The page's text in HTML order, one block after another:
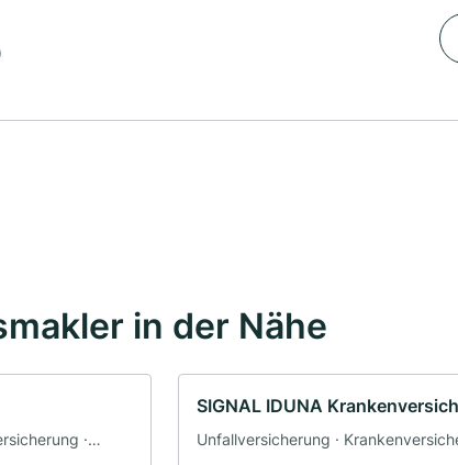
in der Nähe
·
SIGNAL IDUNA
Unfallversicherung ·